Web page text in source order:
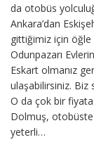
da otobüs
Ankara’dan
gittiğimiz için öğle
Odunpazarı
Eskart olmanız
ulaşabilirsiniz. Biz
O da çok bir fiyata
Dolmuş, otobüste
yeterli…